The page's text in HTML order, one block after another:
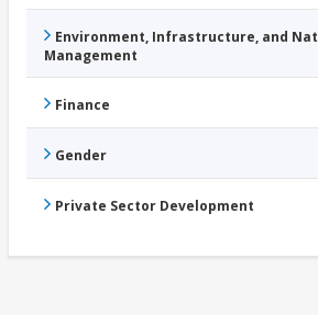
Environment, Infrastructure, and
Management
Finance
Gender
Private Sector Development